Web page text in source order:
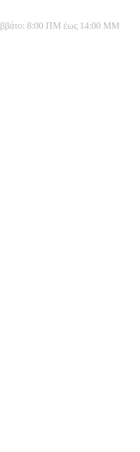
8:00 ΠΜ έως 14:00 ΜΜ